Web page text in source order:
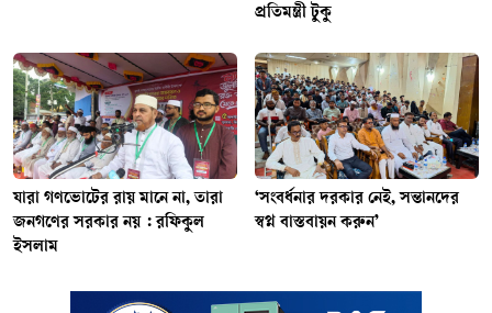
প্রতিমন্ত্রী টুকু
যারা গণভোটের রায় মানে না, তারা
জনগণের সরকার নয় : রফিকুল
ইসলাম
‘সংবর্ধনার দরকার নেই, সন্তানদের
স্বপ্ন বাস্তবায়ন করুন’